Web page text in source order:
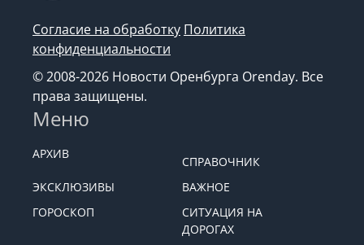
Согласие на обработку Политика
конфиденциальности
© 2008-2026 Новости Оренбурга Orenday. Все
права защищены.
Меню
АРХИВ
СПРАВОЧНИК
ЭКСКЛЮЗИВЫ
ВАЖНОЕ
ГОРОСКОП
СИТУАЦИЯ НА
ДОРОГАХ